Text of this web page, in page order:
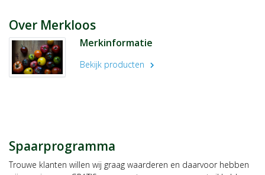
Over Merkloos
Merkinformatie
Bekijk producten chevron_right
Spaarprogramma
Trouwe klanten willen wij graag waarderen en daarvoor hebben